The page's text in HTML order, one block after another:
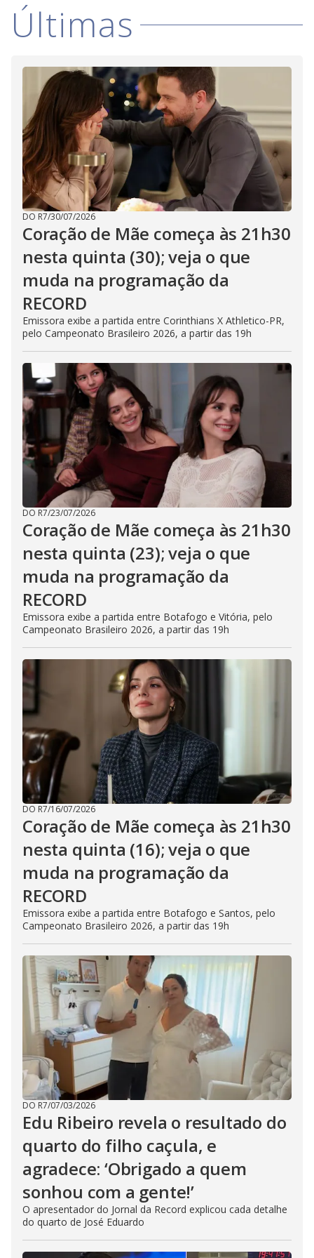
V
i
d
e
o
Últimas
DO R7/30/07/2026
Coração de Mãe começa às 21h30
nesta quinta (30); veja o que
muda na programação da
RECORD
Emissora exibe a partida entre Corinthians X Athletico-PR,
pelo Campeonato Brasileiro 2026, a partir das 19h
DO R7/23/07/2026
Coração de Mãe começa às 21h30
nesta quinta (23); veja o que
muda na programação da
RECORD
Emissora exibe a partida entre Botafogo e Vitória, pelo
Campeonato Brasileiro 2026, a partir das 19h
DO R7/16/07/2026
Coração de Mãe começa às 21h30
nesta quinta (16); veja o que
muda na programação da
RECORD
Emissora exibe a partida entre Botafogo e Santos, pelo
Campeonato Brasileiro 2026, a partir das 19h
DO R7/07/03/2026
Edu Ribeiro revela o resultado do
quarto do filho caçula, e
agradece: ‘Obrigado a quem
sonhou com a gente!’
O apresentador do Jornal da Record explicou cada detalhe
do quarto de José Eduardo